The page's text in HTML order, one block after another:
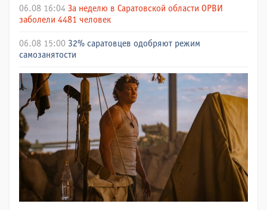
06.08 16:04 За неделю в Саратовской области ОРВИ
заболели 4481 человек
06.08 15:00 32% саратовцев одобряют режим
самозанятости